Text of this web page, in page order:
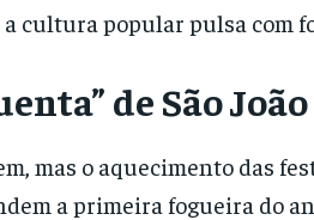
cultura popular pulsa com
de São João
mas o aquecimento das
a primeira fogueira do